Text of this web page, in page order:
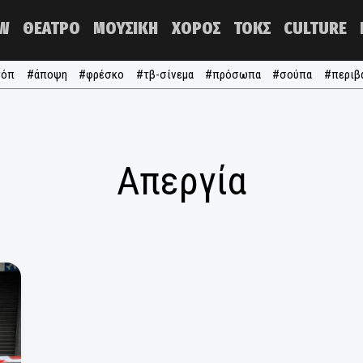
NOW ΘΕΑΤΡΟ ΜΟΥΣΙΚΗ ΧΟΡΟΣ ΤΟΚΣ
#τα τόπ #άποψη #φρέσκο #τβ-σίνεμα #πρόσωπα
Απεργία